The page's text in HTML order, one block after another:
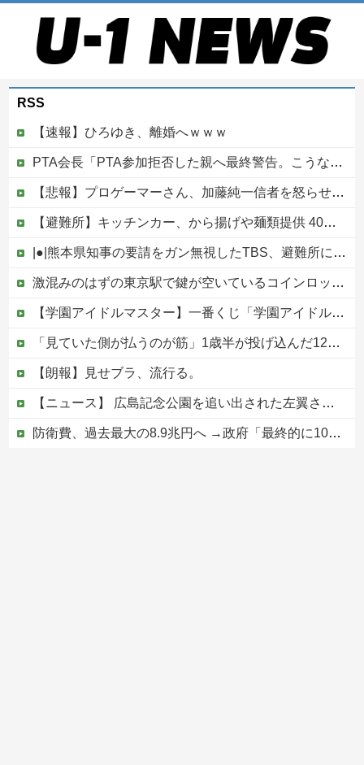
RSS
【速報】ひろゆき、離婚へｗｗｗ
PTA会長「PTA参加拒否した親へ最終警告。こうなってもいい？」
【悲報】プロゲーマーさん、加藤純一信者を怒らせてしまった結果、好き嫌い5位にwwwwwwww
【避難所】キッチンカー、から揚げや麺類提供 40代女性「最高、パン中心の生活には飽き飽きしていて、野菜不足も感じていた」→時事通信タイトル「パンに飽き飽き」他
|●|熊本県知事の要請をガン無視したTBS、避難所に取材班が押し入ってプライバシーに全く配慮しない報道を……
激混みのはずの東京駅で鍵が空いているコインロッカーが散見、「ラッキー」と思って中を確認してみると……
【学園アイドルマスター】一番くじ「学園アイドルマスター Part7」12月発売決定
「見ていた側が払うのが筋」1歳半が投げ込んだ12万円のスマホ、半額提示した母親は冷たい？
【朗報】見せブラ、流行る。
【ニュース】 広島記念公園を追い出された左翼さん、流石にキモすぎて炎上
防衛費、過去最大の8.9兆円へ →政府「最終的に10兆円規模になる可能性」